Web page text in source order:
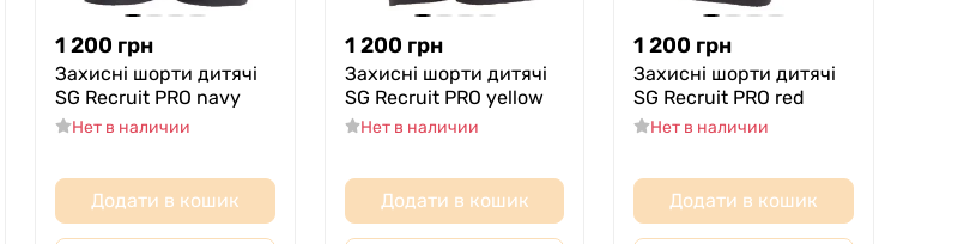
1 200 грн
Захисні шорти дитячі
SG Recruit PRO navy
Нет в наличии
Додати в кошик
1 200 грн
Захисні шорти дитячі
SG Recruit PRO yellow
Нет в наличии
Додати в кошик
1 200 грн
Захисні шорти дитячі
SG Recruit PRO red
Нет в наличии
Додати в кошик